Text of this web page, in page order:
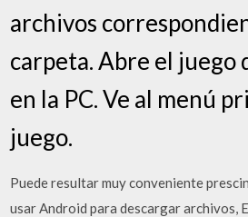
archivos
carpeta. Abre el juego
en la PC. Ve al menú
juego.
Puede resultar muy conveniente
usar Android para descargar archivos,